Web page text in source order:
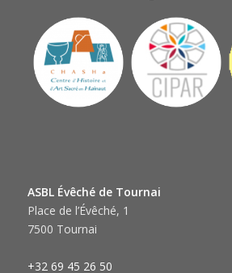
ASBL Évêché de Tournai
Place de l’Évêché, 1
7500 Tournai
+32 69 45 26 50